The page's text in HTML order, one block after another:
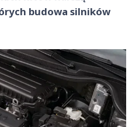
budowa silników